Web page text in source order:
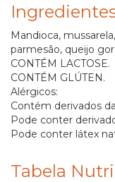
Mandioca,
parmesão, queijo
CONTÉM LACTOSE.
CONTÉM GLÚTEN.
Alérgicos:
Contém derivados
Pode conter
Pode conter látex
Tabela